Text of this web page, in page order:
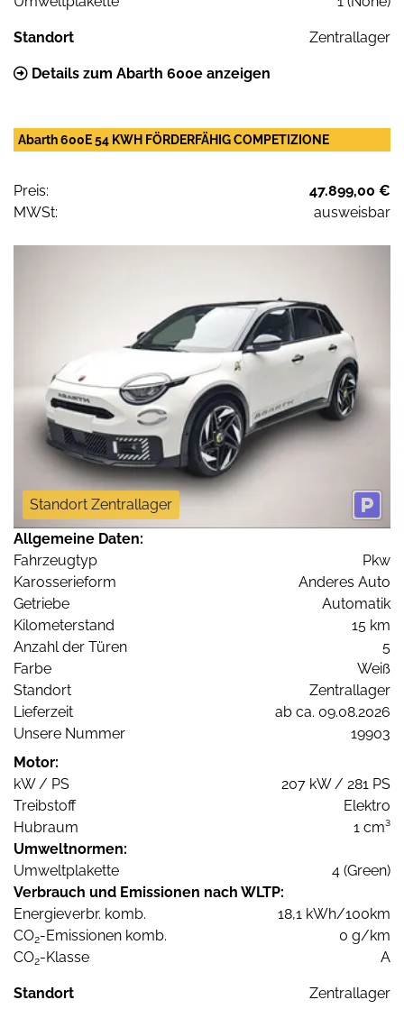
Standort Zentrallager
Details zum Abarth 600e anzeigen
Abarth 600E 54 KWH FÖRDERFÄHIG COMPETIZIONE
Preis:
47.899,00 €
MWSt:
ausweisbar
Standort Zentrallager
Allgemeine Daten:
Fahrzeugtyp
Pkw
Karosserieform
Anderes Auto
Getriebe
Automatik
Kilometerstand
15 km
Anzahl der Türen
5
Farbe
Weiß
Standort
Zentrallager
Lieferzeit
ab ca. 09.08.2026
Unsere Nummer
19903
Motor:
kW / PS
207 kW / 281 PS
Treibstoff
Elektro
Hubraum
1 cm³
Umweltnormen:
Umweltplakette
4 (Green)
Verbrauch und Emissionen nach WLTP:
Energieverbr. komb.
18,1 kWh/100km
CO2-Emissionen komb.
0 g/km
CO2-Klasse A
Standort Zentrallager